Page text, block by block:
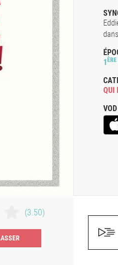
1ÈRE
QUI
(3.50)